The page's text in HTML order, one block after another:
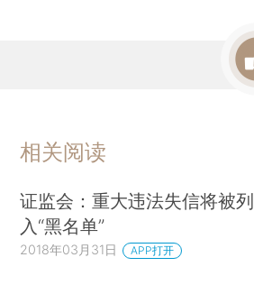
相关阅读
证监会：重大违法失信将被列
入“黑名单”
2018年03月31日 APP打开